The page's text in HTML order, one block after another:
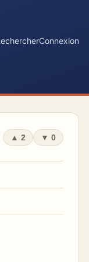
Connexion
▲ 2 ▼ 0